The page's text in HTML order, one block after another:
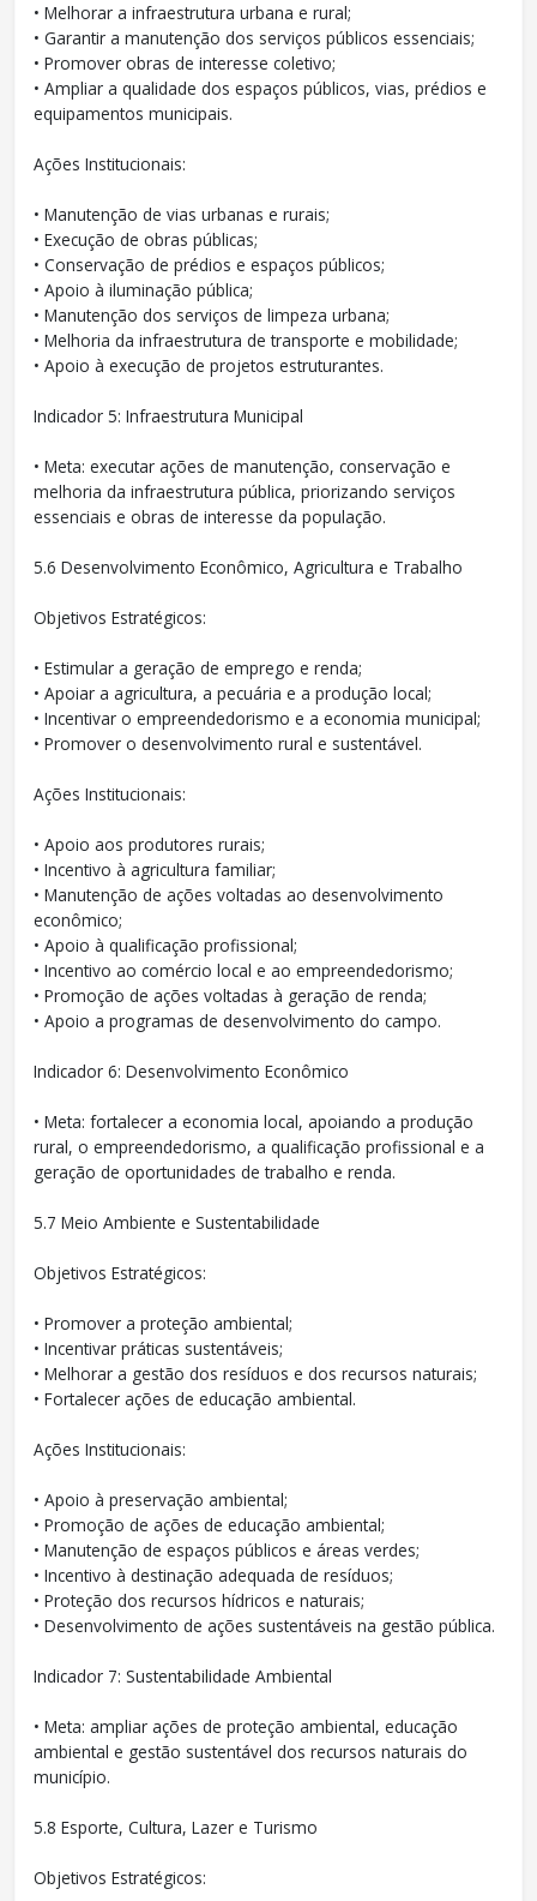
• Melhorar a infraestrutura urbana e rural;
• Garantir a manutenção dos serviços públicos essenciais;
• Promover obras de interesse coletivo;
• Ampliar a qualidade dos espaços públicos, vias, prédios e
equipamentos municipais.
Ações Institucionais:
• Manutenção de vias urbanas e rurais;
• Execução de obras públicas;
• Conservação de prédios e espaços públicos;
• Apoio à iluminação pública;
• Manutenção dos serviços de limpeza urbana;
• Melhoria da infraestrutura de transporte e mobilidade;
• Apoio à execução de projetos estruturantes.
Indicador 5: Infraestrutura Municipal
• Meta: executar ações de manutenção, conservação e
melhoria da infraestrutura pública, priorizando serviços
essenciais e obras de interesse da população.
5.6 Desenvolvimento Econômico, Agricultura e Trabalho
Objetivos Estratégicos:
• Estimular a geração de emprego e renda;
• Apoiar a agricultura, a pecuária e a produção local;
• Incentivar o empreendedorismo e a economia municipal;
• Promover o desenvolvimento rural e sustentável.
Ações Institucionais:
• Apoio aos produtores rurais;
• Incentivo à agricultura familiar;
• Manutenção de ações voltadas ao desenvolvimento
econômico;
• Apoio à qualificação profissional;
• Incentivo ao comércio local e ao empreendedorismo;
• Promoção de ações voltadas à geração de renda;
• Apoio a programas de desenvolvimento do campo.
Indicador 6: Desenvolvimento Econômico
• Meta: fortalecer a economia local, apoiando a produção
rural, o empreendedorismo, a qualificação profissional e a
geração de oportunidades de trabalho e renda.
5.7 Meio Ambiente e Sustentabilidade
Objetivos Estratégicos:
• Promover a proteção ambiental;
• Incentivar práticas sustentáveis;
• Melhorar a gestão dos resíduos e dos recursos naturais;
• Fortalecer ações de educação ambiental.
Ações Institucionais:
• Apoio à preservação ambiental;
• Promoção de ações de educação ambiental;
• Manutenção de espaços públicos e áreas verdes;
• Incentivo à destinação adequada de resíduos;
• Proteção dos recursos hídricos e naturais;
• Desenvolvimento de ações sustentáveis na gestão pública.
Indicador 7: Sustentabilidade Ambiental
• Meta: ampliar ações de proteção ambiental, educação
ambiental e gestão sustentável dos recursos naturais do
município.
5.8 Esporte, Cultura, Lazer e Turismo
Objetivos Estratégicos: